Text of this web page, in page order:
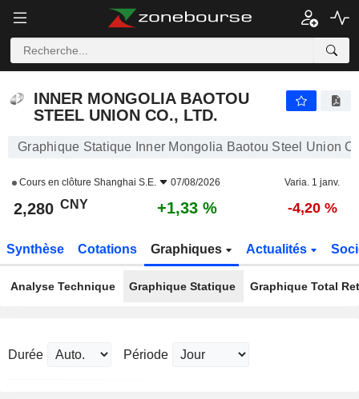
INNER MONGOLIA BAOTOU
STEEL UNION CO., LTD.
Graphique Statique Inner Mongolia Baotou Steel Union
Cours en clôture Shanghai S.E. 07/08/2026 Varia. 1 janv.
2,280 CNY +1,33 % -4,20 %
Synthèse Cotations Graphiques Actualités
Analyse Technique Graphique Statique Graphique Total
Durée Période